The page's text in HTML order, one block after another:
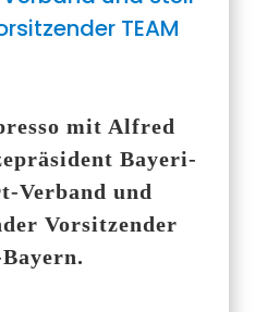
mit Alfred
Baye­ri­
Ver­­­band und
Vor­sit­zen­der